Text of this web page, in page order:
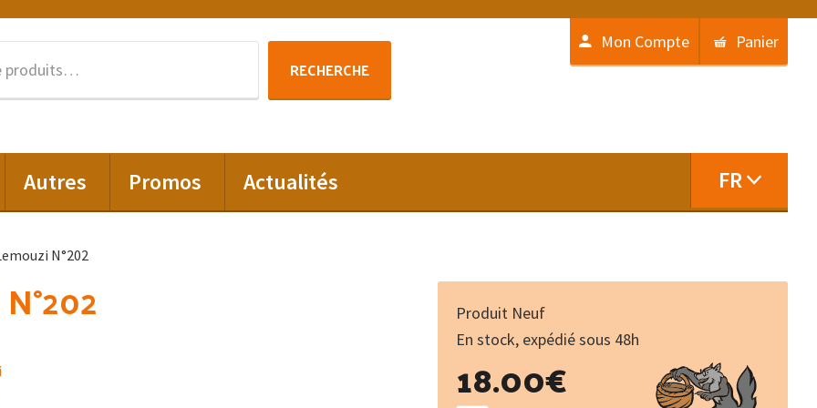
RECHERCHE
Mon Compte Panier
Autres Promos Actualités FR
N°202
Produit Neuf
En stock, expédié sous 48h
18.00€
de
Lemouzi